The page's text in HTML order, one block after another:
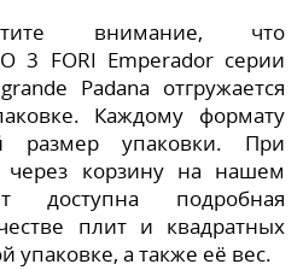
внимание, что
3 FORI Emperador серии
Padana отгружается
Каждому формату
размер упаковки. При
через корзину на нашем
доступна подробная
плит и квадратных
упаковке, а также её вес.